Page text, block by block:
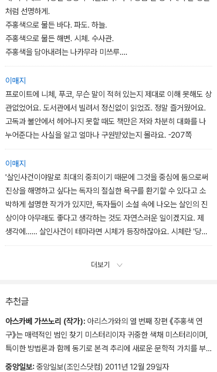
“이게 전부입니다.”
이게 전부입니다, 라니 대단도 하시다. 나는 그 인물이 코트를 입은 젊
은 남자였다는 정도만 자신 있게 증언했다.
간, 나는 그 팔을 붙잡아 끌어내주고 싶다. 그런 마음인지도 모른다. -
88~9쪽
처럼 선명하게.
주홍색으로 물든 바다. 파도. 하늘.
주홍색으로 물든 해변. 시체. 수사관.
주홍색을 담아내려는 나카무라 미쓰루.
주홍색을 두려워하며 떠는 기지마 아케미.
끔찍할 정도로, 질척하고 진한 주홍색. -162쪽
이매지
프로이트에 니체, 푸코, 무슨 말이 적혀 있는지 제대로 이해 못해도 상
관없었어요. 도서관에서 빌려서 정신없이 읽었죠. 정말 즐거웠어요.
고독과 불안에서 헤어나지 못할 때도 책만은 저와 차분히 대화를 나
누어준다는 사실을 알고 얼마나 구원받았는지 몰라요. -207쪽
이매지
'살인사건이야말로 최대의 중죄이기 때문에 그것을 중심에 둠으로써
진상을 해명하고 싶다는 독자의 절실한 욕구를 환기할 수 있다고 소
박하게 설명한 작가가 있지만, 독자들이 소설 속에 나오는 살인의 진
상이야 아무래도 좋다고 생각하는 것도 자연스러운 일이겠지요. 제
생각에…… 살인사건이 테마라면 시체가 등장하잖아요. 시체란 '당신
을 살해한 사람은 누구입니까?' 하고 물어도 그 질문에 대답할 능력을
다. 그 불가능성이 열쇠 같다는 생각도 들어요.'
이군요?'-210~1쪽
더보기
추천글
아스카베 가쓰노리 (작가): 아리스가와의 열 번째 장편 《주홍색 연
구》는 매력적인 범인 찾기 미스터리이자 귀중한 색채 미스터리이며,
특이한 방법론과 함께 동기로 본격 추리에 새로운 문학적 가치를 부
여하려는 야심적 시도이기도 하고, 또한 ‘본격 추리의 비애’까지 두른
중앙일보: 중앙일보(조인스닷컴) 2011년 12월 29일자